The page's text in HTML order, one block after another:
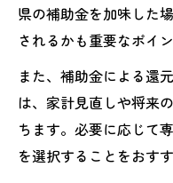
県の補助金を加味した
されるかも重要なポイン
また、補助金による還
は、家計見直しや将来
ちます。必要に応じて
を選択することをおす